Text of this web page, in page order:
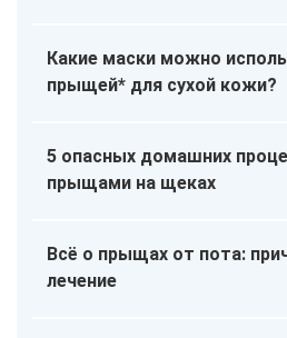
Какие маски можно
прыщей* для сухой кожи?
5 опасных домашних
прыщами на щеках
Всё о прыщах от пота:
лечение